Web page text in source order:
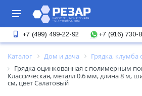
+7 (499) 499-22-92 +7 (916) 730-
Каталог Дом и дача Грядка, клумба
Грядка оцинкованная с полимерным
Классическая, металл 0.6 мм, длина 8 м,
см, цвет Салатовый